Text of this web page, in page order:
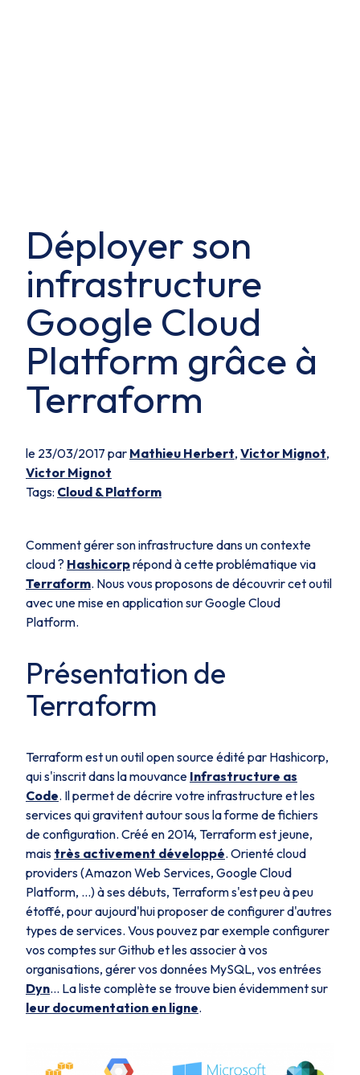
Déployer son
infrastructure
Google Cloud
Platform grâce à
Terraform
le 23/03/2017 par Mathieu Herbert, Victor Mignot,
Victor Mignot
Tags: Cloud & Platform
Comment gérer son infrastructure dans un contexte
cloud ? Hashicorprépond à cette problématique via
Terraform. Nous vous proposons de découvrir cet outil
avec une mise en application sur Google Cloud
Platform.
Présentation de
Terraform
Terraform est un outilopen sourceédité par Hashicorp,
qui s'inscrit dans la mouvance Infrastructure as
Code. Il permet de décrire votre infrastructure et les
services qui gravitent autour sous la forme de fichiers
de configuration. Créé en 2014, Terraform est jeune,
mais très activement développé. Orientécloud
providers(Amazon Web Services, Google Cloud
Platform, ...) à ses débuts, Terraform s'est peu à peu
étoffé, pour aujourd'hui proposer de configurer d'autres
types de services. Vous pouvez par exemple configurer
vos comptes sur Github et les associer à vos
organisations, gérer vos données MySQL, vos entrées
Dyn… La liste complète se trouve bien évidemment sur
leur documentation en ligne.